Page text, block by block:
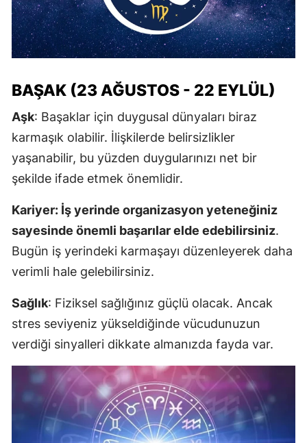
BAŞAK (23 AĞUSTOS - 22 EYLÜL)
Aşk: Başaklar için duygusal dünyaları biraz
karmaşık olabilir. İlişkilerde belirsizlikler
yaşanabilir, bu yüzden duygularınızı net bir
şekilde ifade etmek önemlidir.
Kariyer: İş yerinde organizasyon yeteneğiniz
sayesinde önemli başarılar elde edebilirsiniz.
Bugün iş yerindeki karmaşayı düzenleyerek daha
verimli hale gelebilirsiniz.
Sağlık: Fiziksel sağlığınız güçlü olacak. Ancak
stres seviyeniz yükseldiğinde vücudunuzun
verdiği sinyalleri dikkate almanızda fayda var.